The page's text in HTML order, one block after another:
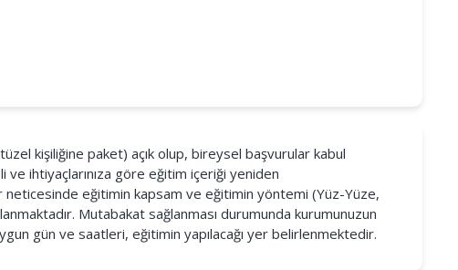
kişiliğine paket) açık olup, bireysel başvurular kabul
ve ihtiyaçlarınıza göre eğitim içeriği yeniden
neticesinde eğitimin kapsam ve eğitimin yöntemi (Yüz-Yüze,
Mutabakat sağlanması durumunda kurumunuzun
gün ve saatleri, eğitimin yapılacağı yer belirlenmektedir.